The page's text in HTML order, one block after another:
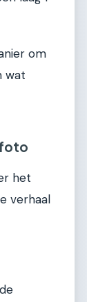
om
wat
het
verhaal